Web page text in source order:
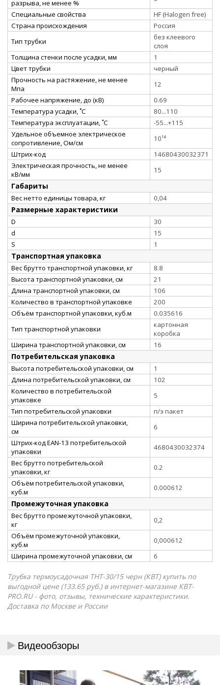
разрыва, не менее %
Специальные свойства
HF (Halogen free)
Страна происхождения
Россия
Тип трубки
без клеевого
слоя
Толщина стенки после усадки, мм
1
Цвет трубки
черный
Прочность на растяжение, не менее
Мпа
12
Рабочее напряжение, до (кВ)
0.69
Температура усадки, ˚С
80...110
Температура эксплуатации, ˚С
-55...+115
Удельное объемное электрическое
сопротивление, Ом/см
10¹⁴
Штрих-код
14680430032371
Электрическая прочность, не менее
кВ/мм
15
Габариты
Вес нетто единицы товара, кг 0,04
Размерные характеристики
D
30
d
15
S
1
Транспортная упаковка
Вес брутто транспортной упаковки, кг
8.8
Высота транспортной упаковки, см
21
Длина транспортной упаковки, см
106
Количество в транспортной упаковке
200
Объём транспортной упаковки, куб.м
0.035616
Тип транспортной упаковки
картонная
коробка
Ширина транспортной упаковки, см
16
Потребительская упаковка
Высота потребительской упаковки, см
1
Длина потребительской упаковки, см
102
Количество в потребительской
упаковке
5
Тип потребительской упаковки
п/э пакет
Ширина потребительской упаковки,
см
6
Штрих-код EAN-13 потребительской
упаковки
4680430032374
Вес брутто потребительской
упаковки, кг
0.2
Объём потребительской упаковки,
куб.м
0.000612
Промежуточная упаковка
Вес брутто промежуточной упаковки,
кг
0,2
Объём промежуточной упаковки,
куб.м
0,000612
Ширина промежуточной упаковки, см
6
Трубка термоусадочная ТНТ-30/15 черн (КВТ) купить по
выгодной цене (133.65 руб.) в интернет-магазине КВТ-
PRO.RU - фото, отзывы, технические характеристики.
Доставка по Москве и России
Видеообзоры